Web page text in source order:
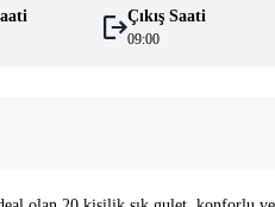
Çıkış Saati
09:00